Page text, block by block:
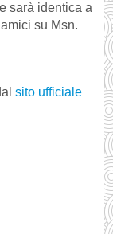
sarà identica a
su Msn.
sito ufficiale